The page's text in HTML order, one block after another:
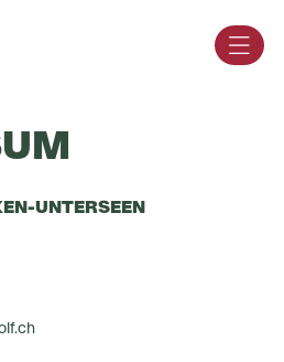
UNTERSEEN